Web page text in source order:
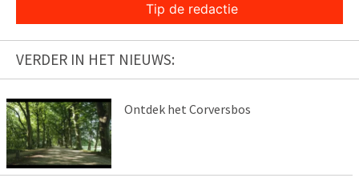
Tip de redactie
VERDER IN HET NIEUWS:
Ontdek het Corversbos